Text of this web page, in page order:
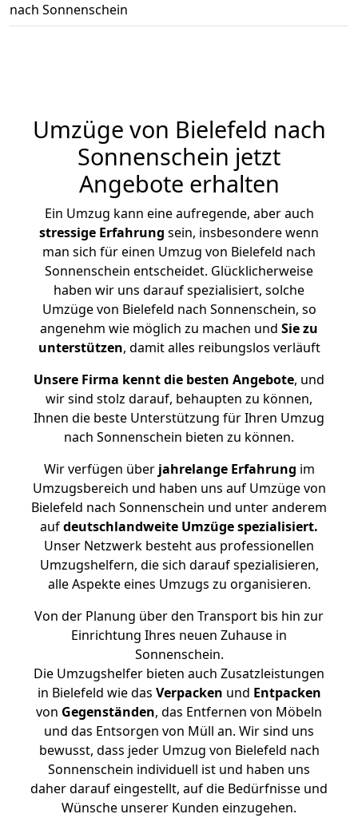
nach Sonnenschein
Umzüge von Bielefeld nach
Sonnenschein jetzt
Angebote erhalten
Ein Umzug kann eine aufregende, aber auch
stressige Erfahrung sein, insbesondere wenn
man sich für einen Umzug von Bielefeld nach
Sonnenschein entscheidet. Glücklicherweise
haben wir uns darauf spezialisiert, solche
Umzüge von Bielefeld nach Sonnenschein, so
angenehm wie möglich zu machen und Sie zu
unterstützen, damit alles reibungslos verläuft
Unsere Firma kennt die besten Angebote, und
wir sind stolz darauf, behaupten zu können,
Ihnen die beste Unterstützung für Ihren Umzug
nach Sonnenschein bieten zu können.
Wir verfügen überjahrelange Erfahrung im
Umzugsbereich und haben uns auf Umzüge von
Bielefeld nach Sonnenschein und unter anderem
aufdeutschlandweite Umzüge spezialisiert.
Unser Netzwerk besteht aus professionellen
Umzugshelfern, die sich darauf spezialisieren,
alle Aspekte eines Umzugs zu organisieren.
Von der Planung über den Transport bis hin zur
Einrichtung Ihres neuen Zuhause in
Sonnenschein.
Die Umzugshelfer bieten auch Zusatzleistungen
in Bielefeld wie das Verpacken und Entpacken
von Gegenständen, das Entfernen von Möbeln
und das Entsorgen von Müll an. Wir sind uns
bewusst, dass jeder Umzug von Bielefeld nach
Sonnenschein individuell ist und haben uns
daher darauf eingestellt, auf die Bedürfnisse und
Wünsche unserer Kunden einzugehen.